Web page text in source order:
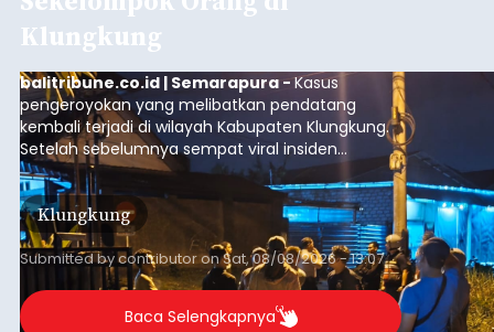
Klungkung
balitribune.co.id | Semarapura -Kasus
pengeroyokan yang melibatkan pendatang
kembali terjadi di wilayah Kabupaten Klungkung.
Setelah sebelumnya sempat viral insiden
keributan di barat Pasar Galiran, peristiwa serupa
kini menimpa seorang pemuda asal Kabupaten
Sumba Barat Daya (SBD), Nusa Tenggara Timur
(NTT).
Klungkung
Submitted bycontributoronSat, 08/08/2026 - 13:07
Baca Selengkapnya